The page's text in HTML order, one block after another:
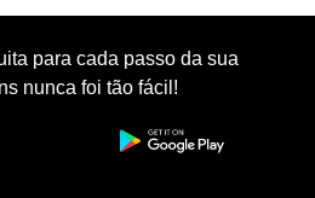
para cada passo da sua
nunca foi tão fácil!